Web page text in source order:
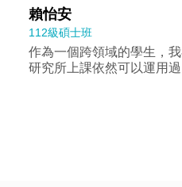
學界和實務界的各方專家學
或畢業的所友進行演講，讓
生能有更多的管道與資源學
一般課程以外的內容，吸
多額外的學術知識。
賴怡安
112級碩士班
作為一個跨領域的學生，
研究所上課依然可以運用過